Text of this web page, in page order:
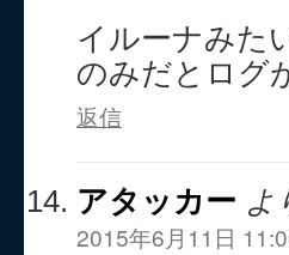
イルーナみた
のみだとログ
返信
アタッカー よ
2015年6月11日